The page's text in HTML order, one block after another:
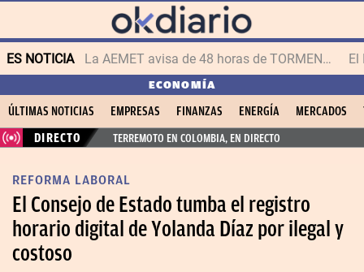
ES NOTICIA La AEMET avisa de 48 horas de TORMENTAS y GRANIZO
ECONOMÍA
ÚLTIMAS NOTICIAS EMPRESAS FINANZAS ENERGÍA MERCADOS
DIRECTO
TERREMOTO EN COLOMBIA, EN DIRECTO
REFORMA LABORAL
El Consejo de Estado tumba el registro
horario digital de Yolanda Díaz por ilegal y
costoso